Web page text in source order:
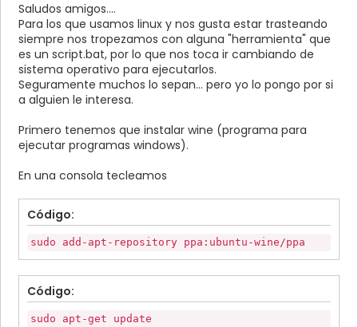
Saludos amigos....
Para los que usamos linux y nos gusta estar trasteando
siempre nos tropezamos con alguna "herramienta" que
es un script.bat, por lo que nos toca ir cambiando de
sistema operativo para ejecutarlos.
Seguramente muchos lo sepan... pero yo lo pongo por si
a alguien le interesa.
Primero tenemos que instalar wine (programa para
ejecutar programas windows).
En una consola tecleamos
Código:
sudo add-apt-repository ppa:ubuntu-wine/ppa
Código:
sudo apt-get update